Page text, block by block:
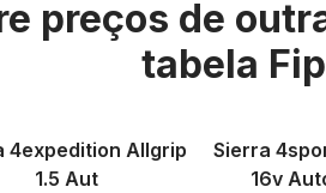
preços de
tabela
4expedition Allgrip
1.5 Aut
Sierra
16v